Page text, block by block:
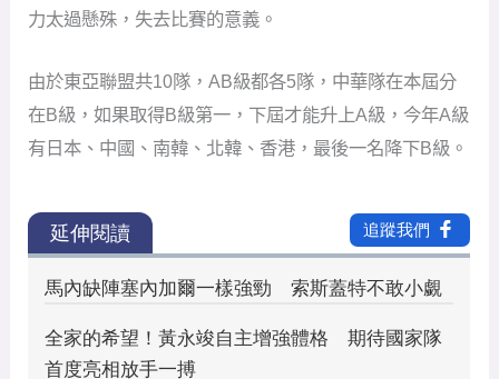
力太過懸殊，失去比賽的意義。
由於東亞聯盟共10隊，AB級都各5隊，中華隊在本屆分
在B級，如果取得B級第一，下屆才能升上A級，今年A級
有日本、中國、南韓、北韓、香港，最後一名降下B級。